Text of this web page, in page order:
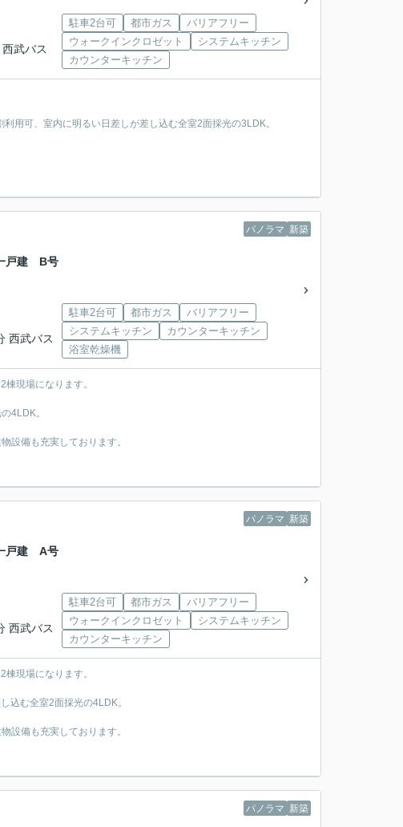
西武バス
駐車2台可 都市ガス
バリアフリー
ウォークインクロゼット
システムキッチン
カウンターキッチン
用可、室内に明るい日差しが差し込む全室2面採光の3LDK。
パノラマ 新築
戸建 B号
西武バス
駐車2台可 都市ガス
バリアフリー
システムキッチン
カウンターキッチン
浴室乾燥機
現場になります。
4LDK。
設備も充実しております。
パノラマ 新築
戸建 A号
西武バス
駐車2台可 都市ガス
バリアフリー
ウォークインクロゼット
システムキッチン
カウンターキッチン
現場になります。
込む全室2面採光の4LDK。
設備も充実しております。
パノラマ 新築